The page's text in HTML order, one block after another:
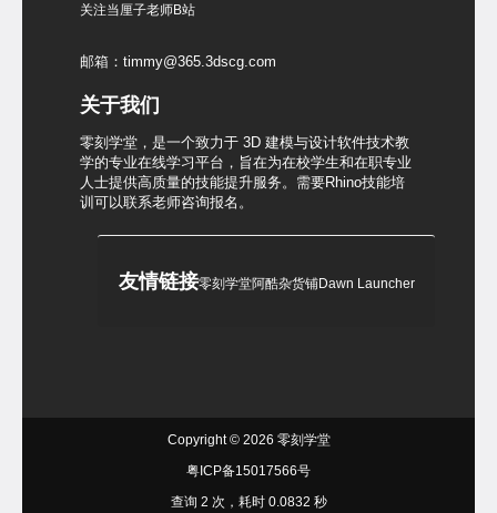
关注当厘子老师B站
邮箱：timmy@365.3dscg.com
关于我们
零刻学堂，是一个致力于 3D 建模与设计软件技术教
学的专业在线学习平台，旨在为在校学生和在职专业
人士提供高质量的技能提升服务。需要Rhino技能培
训可以联系老师咨询报名。
友情链接零刻学堂阿酷杂货铺Dawn Launcher
Copyright © 2026 零刻学堂
粤ICP备15017566号
查询 2 次，耗时 0.0832 秒